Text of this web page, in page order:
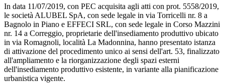
In data 11/07/2019, con PEC acquisita agli atti con prot. 5558/2019,
le società ALUBEL SpA, con sede legale in via Torricelli nr. 8 a
Bagnolo in Piano e EFFECI SRL, con sede legale in Corso Mazzini
nr. 14 a Correggio, proprietarie dell'insediamento produttivo ubicato
in via Romagnoli, località La Madonnina, hanno presentato istanza
di attivazione del procedimento unico ai sensi dell'art. 53, finalizzato
all'ampliamento e la riorganizzazione degli spazi esterni
dell'insediamento produttivo esistente, in variante alla pianificazione
urbanistica vigente.